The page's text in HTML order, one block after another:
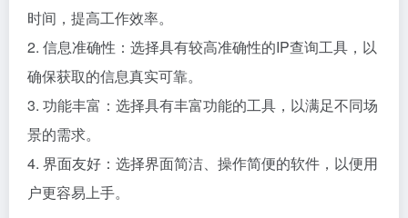
时间，提高工作效率。
2. 信息准确性：选择具有较高准确性的IP查询工具，以
确保获取的信息真实可靠。
3. 功能丰富：选择具有丰富功能的工具，以满足不同场
景的需求。
4. 界面友好：选择界面简洁、操作简便的软件，以便用
户更容易上手。